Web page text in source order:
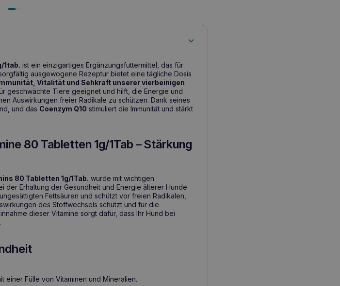
1tab. ist ein einzigartiges Ergänzungsfuttermittel, das für
ausgewogene Rezeptur bietet eine tägliche Dosis
Vitalität und Sehkraft unserer vierbeinigen
geschwächte Tiere geeignet und hilft, die Energie und
Auswirkungen freier Radikale zu schützen. Dank seines
und das Coenzym Q10 stimuliert die Immunität und stärkt
80 Tabletten 1g/1Tab – Stärkung
80 Tabletten 1g/1Tab. wurde mit wichtigen
Erhaltung der Gesundheit und Energie älterer Hunde
Fettsäuren und schützt vor freien Radikalen,
des Stoffwechsels schützt und für die
dieser Vitamine sorgt dafür, dass Ihr Hund bei
einer Fülle von Vitaminen und Mineralien.